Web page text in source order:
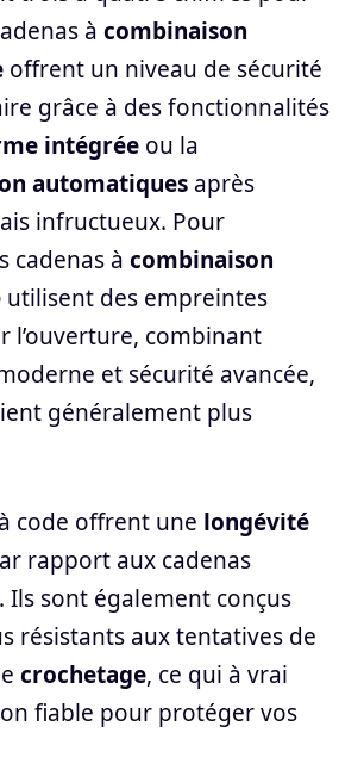
à combinaison
offrent un niveau de sécurité
grâce à des fonctionnalités
intégrée ou la
automatiques après
infructueux. Pour
cadenas à combinaison
utilisent des empreintes
l’ouverture, combinant
et sécurité avancée,
généralement plus
code offrent une longévité
rapport aux cadenas
sont également conçus
résistants aux tentatives de
crochetage, ce qui à vrai
fiable pour protéger vos